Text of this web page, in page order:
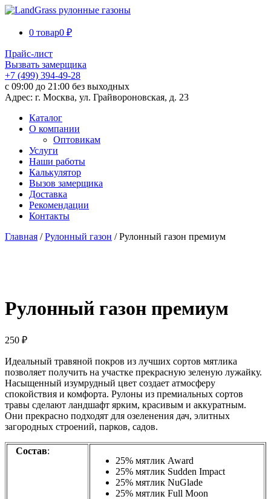
0 товар0 ₽
Прайс-лист
Вызвать замерщика
+7 (499) 394-49-28
с 09:00 до 21:00 без выходных
Адрес: г. Москва, ул. Грайвороновская, д. 23
Каталог
О компании
Оптовикам
Услуги
Наши работы
Калькулятор
Вызов замерщика
Доставка
Рекомендации
Контакты
Главная /Рулонный газон / Рулонный газон премиум
Рулонный газон премиум
250 ₽
Идеальный травяной покров из лучших сортов мятлика
позволяет получить на участке прекрасную зеленую лужайку.
Насыщенный изумрудный цвет создает атмосферу
спокойствия и комфорта. Рулоны из премиальных сортов
травы сделают ландшафт ярким, красивым и аккуратным.
Они прекрасно подходят для озеленения дач, элитных
загородных строений, парков, садов.
Состав:
25% мятлик Award
25% мятлик Sudden Impact
25% мятлик NuGlade
25% мятлик Full Moon